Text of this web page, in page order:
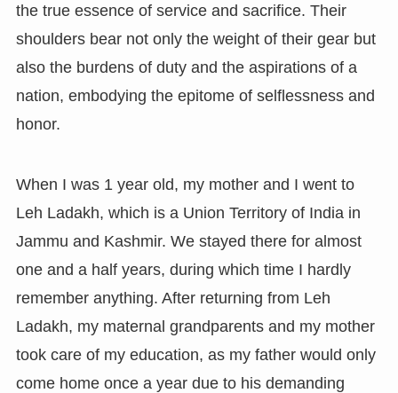
the true essence of service and sacrifice. Their
shoulders bear not only the weight of their gear but
also the burdens of duty and the aspirations of a
nation, embodying the epitome of selflessness and
honor.
When I was 1 year old, my mother and I went to
Leh Ladakh, which is a Union Territory of India in
Jammu and Kashmir. We stayed there for almost
one and a half years, during which time I hardly
remember anything. After returning from Leh
Ladakh, my maternal grandparents and my mother
took care of my education, as my father would only
come home once a year due to his demanding